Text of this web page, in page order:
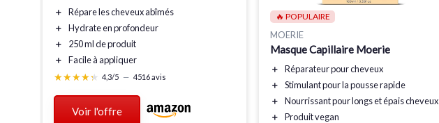
＋ Répareles cheveux abîmés
＋
Hydrateen profondeur
＋
250 mlde produit
＋
Facile à appliquer
★★★★★
★★★★★ 4,3/5 — 4516 avis
Voir l'offre
🔥 POPULAIRE
MOERIE
Masque Capillaire Moerie
＋ Réparateurpour cheveux
＋
Stimulantpour la pousse rapide
＋
Nourrissantpour longs et épais cheveux
＋
Produit vegan